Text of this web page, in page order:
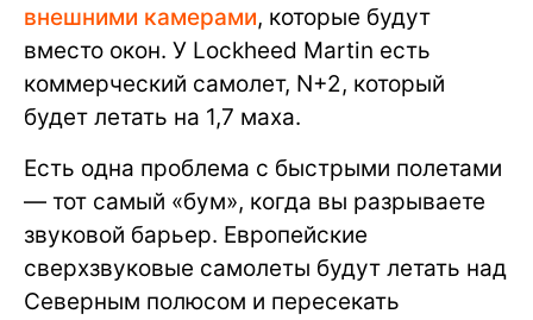
внешними камерами, которые будут
вместо окон. У Lockheed Martin есть
коммерческий самолет, N+2, который
будет летать на 1,7 маха.
Есть одна проблема с быстрыми полетами
— тот самый «бум», когда вы разрываете
звуковой барьер. Европейские
сверхзвуковые самолеты будут летать над
Северным полюсом и пересекать